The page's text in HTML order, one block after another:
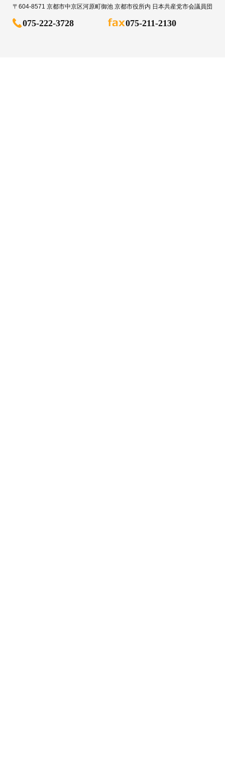
〒604-8571 京都市中京区河原町御池 京都市役所内 日本共産党市会議員団
075-222-3728 075-211-2130